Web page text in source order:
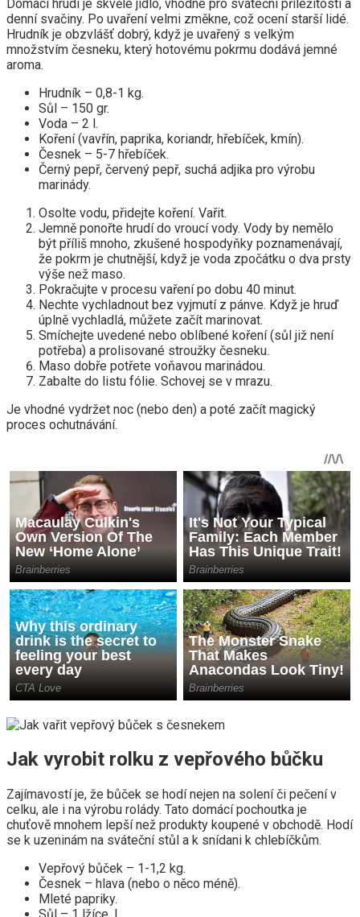
Domácí hrudí je skvělé jídlo, vhodné pro sváteční příležitosti a
denní svačiny. Po uvaření velmi změkne, což ocení starší lidé.
Hrudník je obzvlášť dobrý, když je uvařený s velkým
množstvím česneku, který hotovému pokrmu dodává jemné
aroma.
Hrudník – 0,8-1 kg.
Sůl – 150 gr.
Voda – 2 l.
Koření (vavřín, paprika, koriandr, hřebíček, kmín).
Česnek – 5-7 hřebíček.
Černý pepř, červený pepř, suchá adjika pro výrobu
marinády.
Osolte vodu, přidejte koření. Vařit.
Jemně ponořte hrudí do vroucí vody. Vody by nemělo
být příliš mnoho, zkušené hospodyňky poznamenávají,
že pokrm je chutnější, když je voda zpočátku o dva prsty
výše než maso.
Pokračujte v procesu vaření po dobu 40 minut.
Nechte vychladnout bez vyjmutí z pánve. Když je hruď
úplně vychladlá, můžete začít marinovat.
Smíchejte uvedené nebo oblíbené koření (sůl již není
potřeba) a prolisované stroužky česneku.
Maso dobře potřete voňavou marinádou.
Zabalte do listu fólie. Schovej se v mrazu.
Je vhodné vydržet noc (nebo den) a poté začít magický
proces ochutnávání.
Jak vyrobit rolku z vepřového bůčku
Zajímavostí je, že bůček se hodí nejen na solení či pečení v
celku, ale i na výrobu rolády. Tato domácí pochoutka je
chuťově mnohem lepší než produkty koupené v obchodě. Hodí
se k uzeninám na sváteční stůl a k snídani k chlebíčkům.
Vepřový bůček – 1-1,2 kg.
Česnek – hlava (nebo o něco méně).
Mleté papriky.